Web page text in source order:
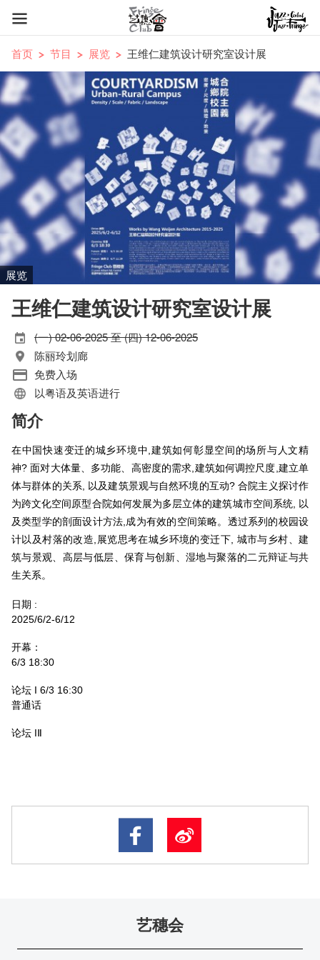
首页 节目 展览 王维仁建筑设计研究室设计展
展览
王维仁建筑设计研究室设计展
(一) 02-06-2025 至 (四) 12-06-2025
陈丽玲划廊
免费入场
以粤语及英语进行
简介
在中国快速变迁的城乡环境中,建筑如何彰显空间的场所与人文精
神? 面对大体量、多功能、高密度的需求,建筑如何调控尺度,建立单
体与群体的关系, 以及建筑景观与自然环境的互动? 合院主义探讨作
为跨文化空间原型合院如何发展为多层立体的建筑城市空间系统, 以
及类型学的剖面设计方法,成为有效的空间策略。透过系列的校园设
计以及村落的改造,展览思考在城乡环境的变迁下, 城市与乡村、建
筑与景观、高层与低层、保育与创新、湿地与聚落的二元辩证与共
生关系。
日期 :
2025/6/2-6/12
开幕：
6/3 18:30
论坛 I 6/3 16:30
普通话
论坛 IⅡ
艺穗会